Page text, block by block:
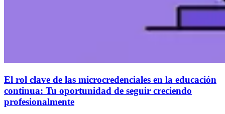
El rol clave de las microcredenciales en la educación
continua: Tu oportunidad de seguir creciendo
profesionalmente